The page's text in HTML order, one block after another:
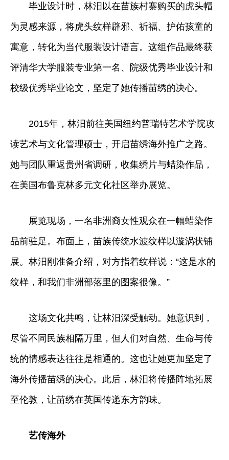
毕业设计时，林汨以在苗族村寨购买的虎头帽
为灵感来源，将虎头纹样辟邪、祈福、护佑孩童的
寓意，转化为当代服装设计语言。这组作品最终获
评清华大学服装专业第一名、院级优秀毕业设计和
校级优秀毕业论文，坚定了她传播苗绣的决心。
2015年，林汨前往美国纽约普瑞特艺术学院攻
读艺术与文化管理硕士，开启苗绣海外推广之路。
她与团队重返贵州省调研，收集绣片与蜡染作品，
在美国布鲁克林多元文化社区举办展览。
展览现场，一名非洲裔女性观众在一幅蜡染作
品前驻足。布面上，苗族传统水波纹样以漩涡状铺
展。林汨刚准备介绍，对方指着纹样说：“这是水的
纹样，和我们非洲部落里的图案很像。”
这场文化共鸣，让林汨深受触动。她意识到，
尽管不同民族相隔万里，但人们对自然、生命与传
统的情感表达往往是相通的。这也让她更加坚定了
海外传播苗绣的决心。此后，林汨将传播阵地拓展
至伦敦，让苗绣在英国传递东方韵味。
艺传海外